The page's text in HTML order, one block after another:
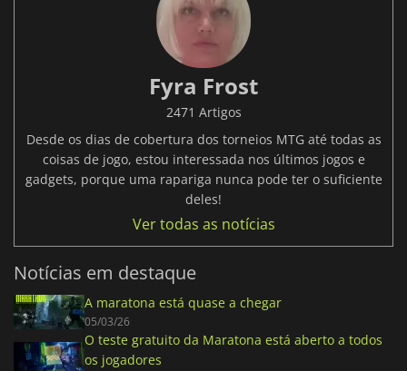
Fyra Frost
2471 Artigos
Desde os dias de cobertura dos torneios MTG até todas as
coisas de jogo, estou interessada nos últimos jogos e
gadgets, porque uma rapariga nunca pode ter o suficiente
deles!
Ver todas as notícias
Notícias em destaque
A maratona está quase a chegar
05/03/26
O teste gratuito da Maratona está aberto a todos
os jogadores